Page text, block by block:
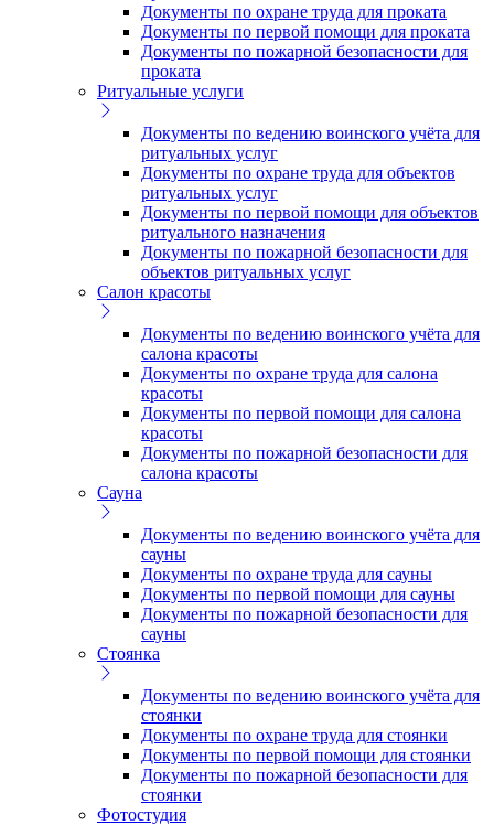
Документы по охране труда для проката
Документы по первой помощи для проката
Документы по пожарной безопасности для
проката
Ритуальные услуги
Документы по ведению воинского учёта для
ритуальных услуг
Документы по охране труда для объектов
ритуальных услуг
Документы по первой помощи для объектов
ритуального назначения
Документы по пожарной безопасности для
объектов ритуальных услуг
Салон красоты
Документы по ведению воинского учёта для
салона красоты
Документы по охране труда для салона
красоты
Документы по первой помощи для салона
красоты
Документы по пожарной безопасности для
салона красоты
Сауна
Документы по ведению воинского учёта для
сауны
Документы по охране труда для сауны
Документы по первой помощи для сауны
Документы по пожарной безопасности для
сауны
Стоянка
Документы по ведению воинского учёта для
стоянки
Документы по охране труда для стоянки
Документы по первой помощи для стоянки
Документы по пожарной безопасности для
стоянки
Фотостудия